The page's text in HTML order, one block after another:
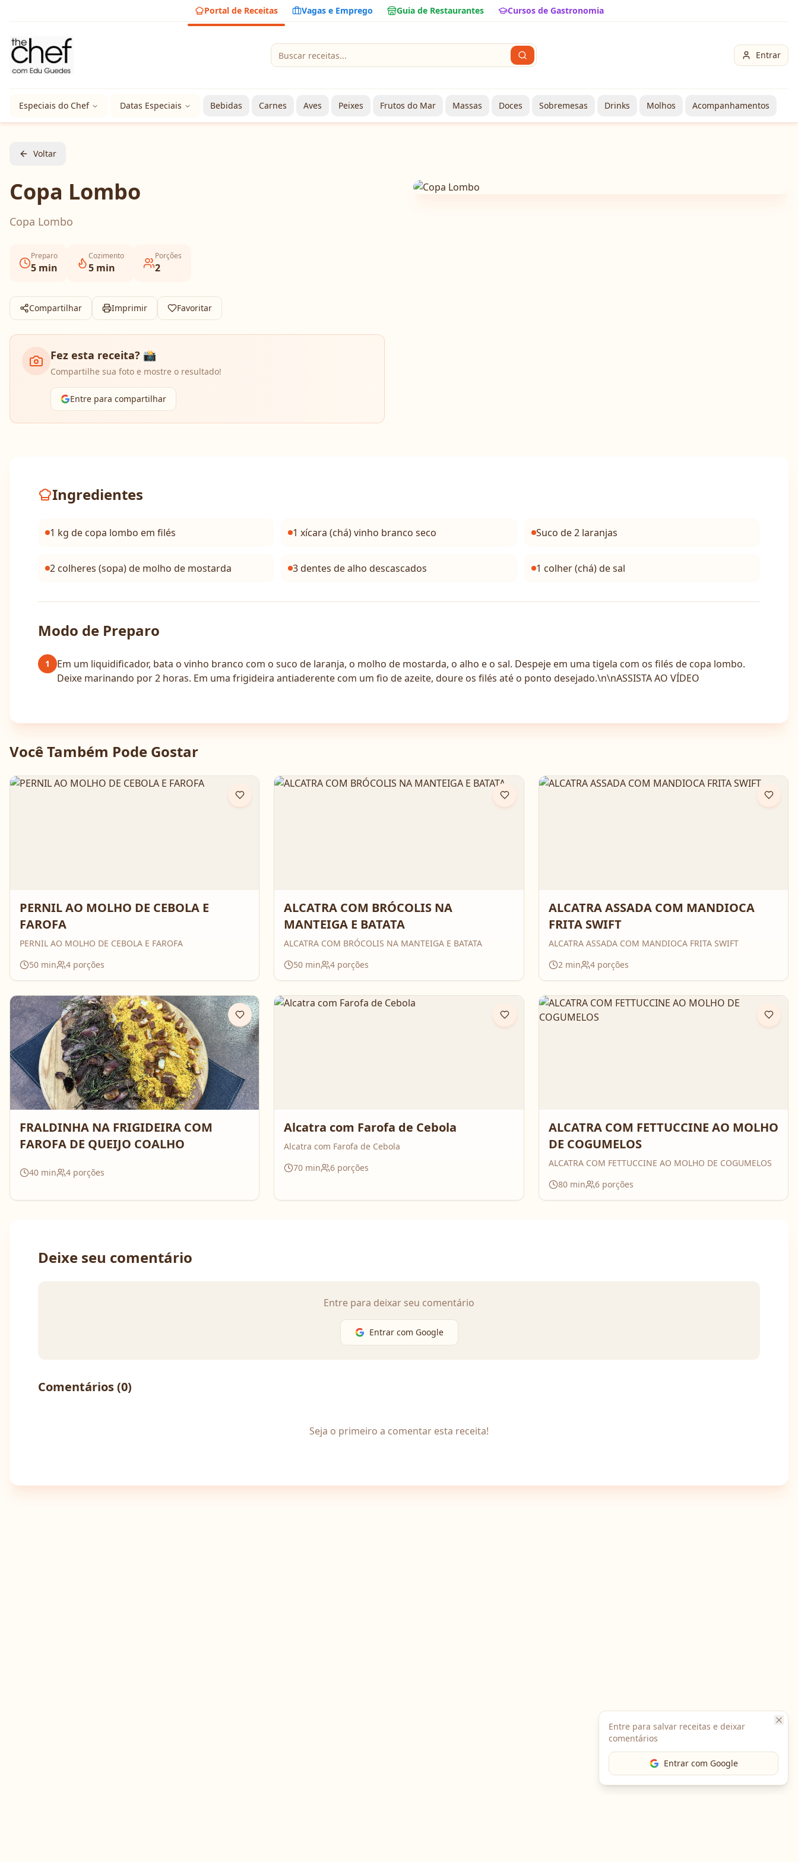
Entre para salvar receitas e deixar
comentários
Entrar com Google
Portal de Receitas Vagas e Emprego Guia de Restaurantes Cursos de Gastronomia
Entrar
Especiais do Chef Datas Especiais Bebidas Carnes Aves Peixes Frutos do Mar Massas Doces Sobremesas Drinks Molhos Acompanhamentos
Voltar
Copa Lombo
Copa Lombo
Preparo
5 min
Cozimento
5 min
Porções
2
Compartilhar Imprimir Favoritar
Fez esta receita? 📸
Compartilhe sua foto e mostre o resultado!
Entre para compartilhar
Ingredientes
1 kg de copa lombo em filés 1 xícara (chá) vinho branco seco Suco de 2 laranjas
2 colheres (sopa) de molho de mostarda 3 dentes de alho descascados 1 colher (chá) de sal
Modo de Preparo
1
Em um liquidificador, bata o vinho branco com o suco de laranja, o molho de mostarda, o alho e o sal. Despeje em uma tigela com os filés de copa lombo.
Deixe marinando por 2 horas. Em uma frigideira antiaderente com um fio de azeite, doure os filés até o ponto desejado.\n\nASSISTA AO VÍDEO
Você Também Pode Gostar
PERNIL AO MOLHO DE CEBOLA E
FAROFA
PERNIL AO MOLHO DE CEBOLA E FAROFA
50 min 4 porções
ALCATRA COM BRÓCOLIS NA
MANTEIGA E BATATA
ALCATRA COM BRÓCOLIS NA MANTEIGA E BATATA
50 min 4 porções
ALCATRA ASSADA COM MANDIOCA
FRITA SWIFT
ALCATRA ASSADA COM MANDIOCA FRITA SWIFT
2min 4porções
FRALDINHA NA FRIGIDEIRA COM
FAROFA DE QUEIJO COALHO
40 min 4 porções
Alcatra com Farofa de Cebola
Alcatra com Farofa de Cebola
70 min 6 porções
ALCATRA COM FETTUCCINE AO MOLHO
DE COGUMELOS
ALCATRA COM FETTUCCINE AO MOLHO DE COGUMELOS
80min 6porções
Deixe seu comentário
Entre para deixar seu comentário
Entrar com Google
Comentários (0)
Seja o primeiro a comentar esta receita!